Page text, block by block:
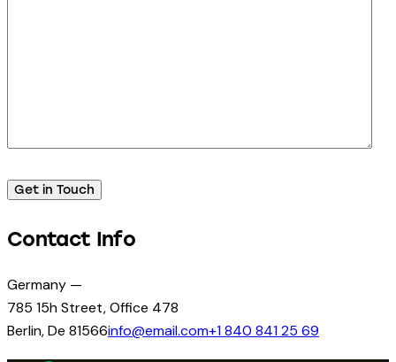
Contact Info
Germany —
785 15h Street, Office 478
Berlin, De 81566info@email.com+1 840 841 25 69